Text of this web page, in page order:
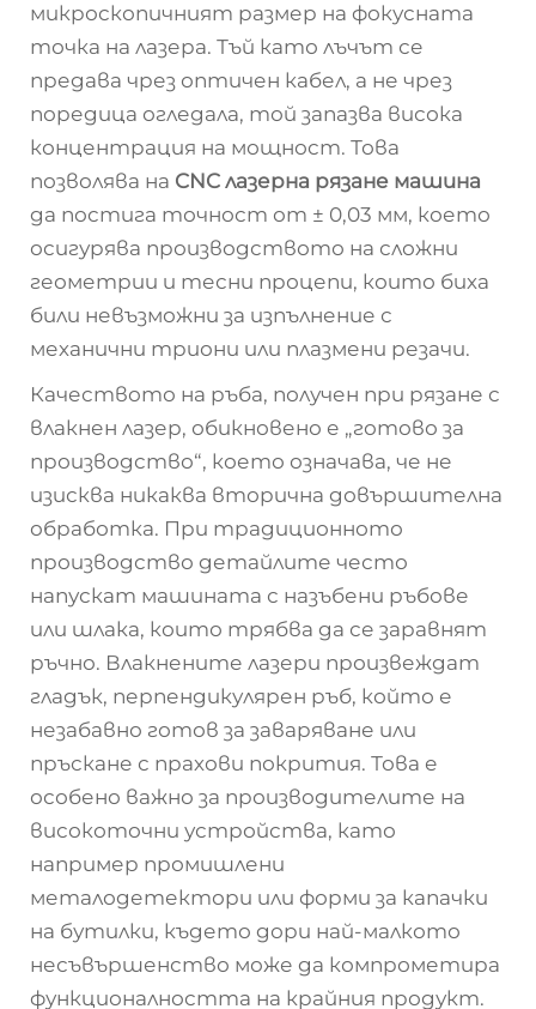
микроскопичният размер на фокусната
точка на лазера. Тъй като лъчът се
предава чрез оптичен кабел, а не чрез
поредица огледала, той запазва висока
концентрация на мощност. Това
позволява на CNC лазерна рязане машина
да постига точност от ± 0,03 мм, което
осигурява производството на сложни
геометрии и тесни процепи, които биха
били невъзможни за изпълнение с
механични триони или плазмени резачи.
Качеството на ръба, получен при рязане с
влакнен лазер, обикновено е „готово за
производство“, което означава, че не
изисква никаква вторична довършителна
обработка. При традиционното
производство детайлите често
напускат машината с назъбени ръбове
или шлака, които трябва да се заравнят
ръчно. Влакнените лазери произвеждат
гладък, перпендикулярен ръб, който е
незабавно готов за заваряване или
пръскане с прахови покрития. Това е
особено важно за производителите на
високоточни устройства, като
например промишлени
металодетектори или форми за капачки
на бутилки, където дори най-малкото
несъвършенство може да компрометира
функционалността на крайния продукт.